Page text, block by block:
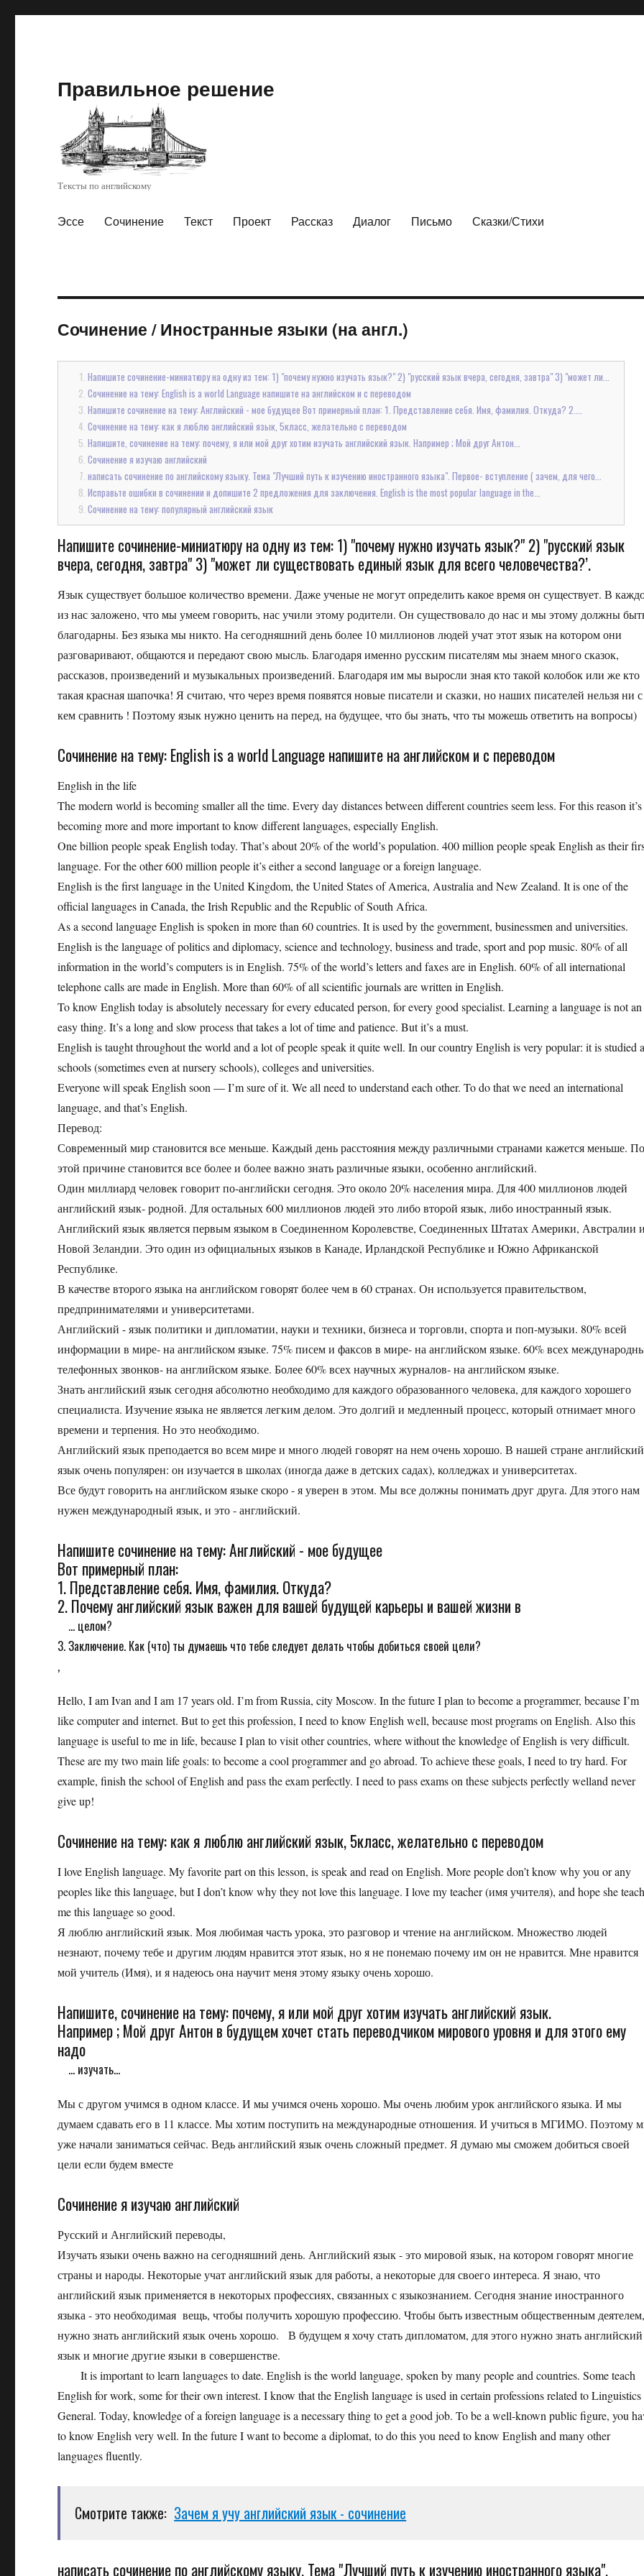
Правильное решение
Тексты по английскому
Эссе Сочинение Текст Проект Рассказ Диалог Письмо Сказки/Стихи
Сочинение/Иностранные языки (на англ.)
Напишите сочинение-миниатюру на одну из тем: 1) "почему нужно изучать язык?" 2) "русский язык вчера, сегодня, завтра" 3) "может ли...
Сочинение на тему: English is a world Language напишите на английском и с переводом
Напишите сочинение на тему: Английский - мое будущее Вот примерный план: 1. Представление себя. Имя, фамилия. Откуда? 2....
Сочинение на тему: как я люблю английский язык, 5класс, желательно с переводом
Напишите, сочинение на тему: почему, я или мой друг хотим изучать английский язык. Например ; Мой друг Антон...
Сочинение я изучаю английский
написать сочинение по английскому языку. Тема "Лучший путь к изучению иностранного языка". Первое- вступление ( зачем, для чего...
Исправьте ошибки в сочинении и допишите 2 предложения для заключения. English is the most popular language in the...
Сочинение на тему: популярный английский язык
Напишите сочинение-миниатюру на одну из тем: 1) "почему нужно изучать язык?" 2) "русский язык
вчера, сегодня, завтра" 3) "может ли существовать единый язык для всего человечества?’.
Язык существует большое количество времени. Даже ученые не могут определить какое время он существует. В
из нас заложено, что мы умеем говорить, нас учили этому родители. Он существовало до нас и мы этому должны
благодарны. Без языка мы никто. На сегодняшний день более 10 миллионов людей учат этот язык на котором они
разговаривают, общаются и передают свою мысль. Благодаря именно русским писателям мы знаем много сказок,
рассказов, произведений и музыкальных произведений. Благодаря им мы выросли зная кто такой колобок или же кто
такая красная шапочка! Я считаю, что через время появятся новые писатели и сказки, но наших писателей нельзя ни с
кем сравнить ! Поэтому язык нужно ценить на перед, на будущее, что бы знать, что ты можешь ответить на вопросы)
Сочинение на тему: English is a world Language напишите на английском и с переводом
English in the life
The modern world is becoming smaller all the time. Every day distances between different countries seem less. For this reason it’s
becoming more and more important to know different languages, especially English.
One billion people speak English today. That’s about 20% of the world’s population. 400 million people speak English as their
language. For the other 600 million people it’s either a second language or a foreign language.
English is the first language in the United Kingdom, the United States of America, Australia and New Zealand. It is one of the
official languages in Canada, the Irish Republic and the Republic of South Africa.
As a second language English is spoken in more than 60 countries. It is used by the government, businessmen and universities.
English is the language of politics and diplomacy, science and technology, business and trade, sport and pop music. 80% of all
information in the world’s computers is in English. 75% of the world’s letters and faxes are in English. 60% of all international
telephone calls are made in English. More than 60% of all scientific journals are written in English.
To know English today is absolutely necessary for every educated person, for every good specialist. Learning a language is not an
easy thing. It’s a long and slow process that takes a lot of time and patience. But it’s a must.
English is taught throughout the world and a lot of people speak it quite well. In our country English is very popular: it is studied
schools (sometimes even at nursery schools), colleges and universities.
Everyone will speak English soon — I’m sure of it. We all need to understand each other. To do that we need an international
language, and that’s English.
Перевод:
Современный мир становится все меньше. Каждый день расстояния между различными странами кажется меньше.
этой причине становится все более и более важно знать различные языки, особенно английский.
Один миллиард человек говорит по-английски сегодня. Это около 20% населения мира. Для 400 миллионов людей
английский язык- родной. Для остальных 600 миллионов людей это либо второй язык, либо иностранный язык.
Английский язык является первым языком в Соединенном Королевстве, Соединенных Штатах Америки, Австралии
Новой Зеландии. Это один из официальных языков в Канаде, Ирландской Республике и Южно Африканской
Республике.
В качестве второго языка на английском говорят более чем в 60 странах. Он используется правительством,
предпринимателями и университетами.
Английский - язык политики и дипломатии, науки и техники, бизнеса и торговли, спорта и поп-музыки. 80% всей
информации в мире- на английском языке. 75% писем и факсов в мире- на английском языке. 60% всех
телефонных звонков- на английском языке. Более 60% всех научных журналов- на английском языке.
Знать английский язык сегодня абсолютно необходимо для каждого образованного человека, для каждого хорошего
специалиста. Изучение языка не является легким делом. Это долгий и медленный процесс, который отнимает много
времени и терпения. Но это необходимо.
Английский язык преподается во всем мире и много людей говорят на нем очень хорошо. В нашей стране английский
язык очень популярен: он изучается в школах (иногда даже в детских садах), колледжах и университетах.
Все будут говорить на английском языке скоро - я уверен в этом. Мы все должны понимать друг друга. Для этого нам
нужен международный язык, и это - английский.
Напишите сочинение на тему: Английский - мое будущее
Вот примерный план:
1. Представление себя. Имя, фамилия. Откуда?
2. Почему английский язык важен для вашей будущей карьеры и вашей жизни в
... целом?
3. Заключение. Как (что) ты думаешь что тебе следует делать чтобы добиться своей цели?
,
Hello, I am Ivan and I am 17 years old. I’m from Russia, city Moscow. In the future I plan to become a programmer, because I’m
like computer and internet. But to get this profession, I need to know English well, because most programs on English. Also this
language is useful to me in life, because I plan to visit other countries, where without the knowledge of English is very difficult.
These are my two main life goals: to become a cool programmer and go abroad. To achieve these goals, I need to try hard. For
example, finish the school of English and pass the exam perfectly. I need to pass exams on these subjects perfectly welland never
give up!
Сочинение на тему: как я люблю английский язык, 5класс, желательно с переводом
I love English language. My favorite part on this lesson, is speak and read on English. More people don’t know why you or any
peoples like this language, but I don’t know why they not love this language. I love my teacher (имя учителя), and hope she
me this language so good.
Я люблю английский язык. Моя любимая часть урока, это разговор и чтение на английском. Множество людей
незнают, почему тебе и другим людям нравится этот язык, но я не понемаю почему им он не нравится. Мне нравится
мой учитель (Имя), и я надеюсь она научит меня этому языку очень хорошо.
Напишите, сочинение на тему: почему, я или мой друг хотим изучать английский язык.
Например ; Мой друг Антон в будущем хочет стать переводчиком мирового уровня и для этого ему
надо
... изучать...
Мы с другом учимся в одном классе. И мы учимся очень хорошо. Мы очень любим урок английского языка. И мы
думаем сдавать его в 11 классе. Мы хотим поступить на международные отношения. И учиться в МГИМО. Поэтому
уже начали заниматься сейчас. Ведь английский язык очень сложный предмет. Я думаю мы сможем добиться своей
цели если будем вместе
Сочинение я изучаю английский
Русский и Английский переводы,
Изучать языки очень важно на сегодняшний день. Английский язык - это мировой язык, на котором говорят многие
страны и народы. Некоторые учат английский язык для работы, а некоторые для своего интереса. Я знаю, что
английский язык применяется в некоторых профессиях, связанных с языкознанием. Сегодня знание иностранного
языка - это необходимая вещь, чтобы получить хорошую профессию. Чтобы быть известным общественным
нужно знать английский язык очень хорошо. В будущем я хочу стать дипломатом, для этого нужно знать английский
язык и многие другие языки в совершенстве.
It is important to learn languages to date. English is the world language, spoken by many people and countries. Some teach
English for work, some for their own interest. I know that the English language is used in certain professions related to
General. Today, knowledge of a foreign language is a necessary thing to get a good job. To be a well-known public figure, you
to know English very well. In the future I want to become a diplomat, to do this you need to know English and many other
languages fluently.
Смотрите также: Зачем я учу английский язык - сочинение
написать сочинение по английскому языку. Тема "Лучший путь к изучению иностранного языка".